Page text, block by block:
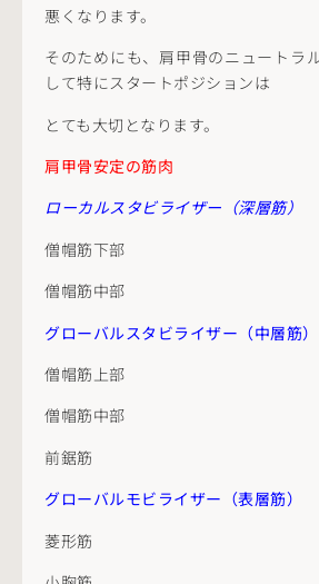
悪くなります。
そのためにも、肩甲骨のニュートラ
して特にスタートポジションは
とても大切となります。
肩甲骨安定の筋肉
ローカルスタビライザー（深層筋）
僧帽筋下部
僧帽筋中部
グローバルスタビライザー（中層筋）
僧帽筋上部
僧帽筋中部
前鋸筋
グローバルモビライザー（表層筋）
菱形筋